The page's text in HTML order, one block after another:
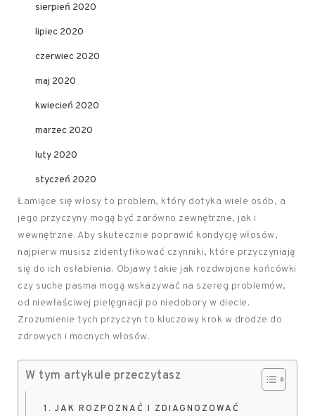
sierpień 2020
lipiec 2020
czerwiec 2020
maj 2020
kwiecień 2020
marzec 2020
luty 2020
styczeń 2020
Łamiące się włosy to problem, który dotyka wiele osób, a
jego przyczyny mogą być zarówno zewnętrzne, jak i
wewnętrzne. Aby skutecznie poprawić kondycję włosów,
najpierw musisz zidentyfikować czynniki, które przyczyniają
się do ich osłabienia. Objawy takie jak rozdwojone końcówki
czy suche pasma mogą wskazywać na szereg problemów,
od niewłaściwej pielęgnacji po niedobory w diecie.
Zrozumienie tych przyczyn to kluczowy krok w drodze do
zdrowych i mocnych włosów.
W tym artykule przeczytasz
JAK ROZPOZNAĆ I ZDIAGNOZOWAĆ